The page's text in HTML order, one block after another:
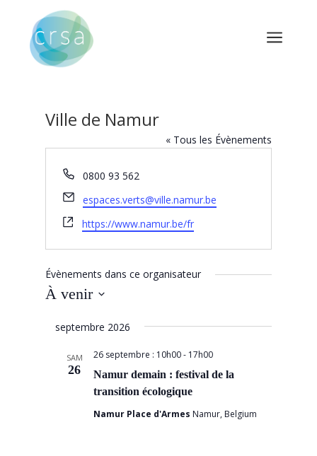
a
Ville de Namur
« Tous les Évènements
Téléphone
0800 93 562
Email
espaces.verts@ville.namur.be
Site
web
https://www.namur.be/fr
Évènements dans ce organisateur
À venir
uneseptembre 2026
SAM
26
Namur demain : festival de la
transition écologique
26 septembre : 10h00- 17h00
Namur Place d'Armes Namur, Belgium